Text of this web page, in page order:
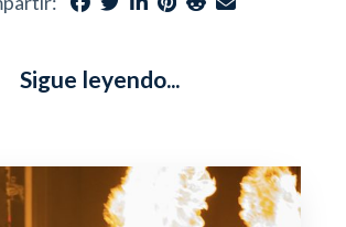
Sigue leyendo...